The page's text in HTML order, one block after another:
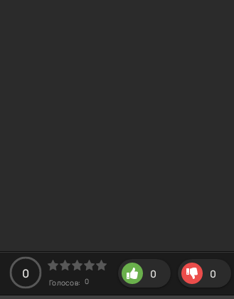
0
Голосов: 0
0 0